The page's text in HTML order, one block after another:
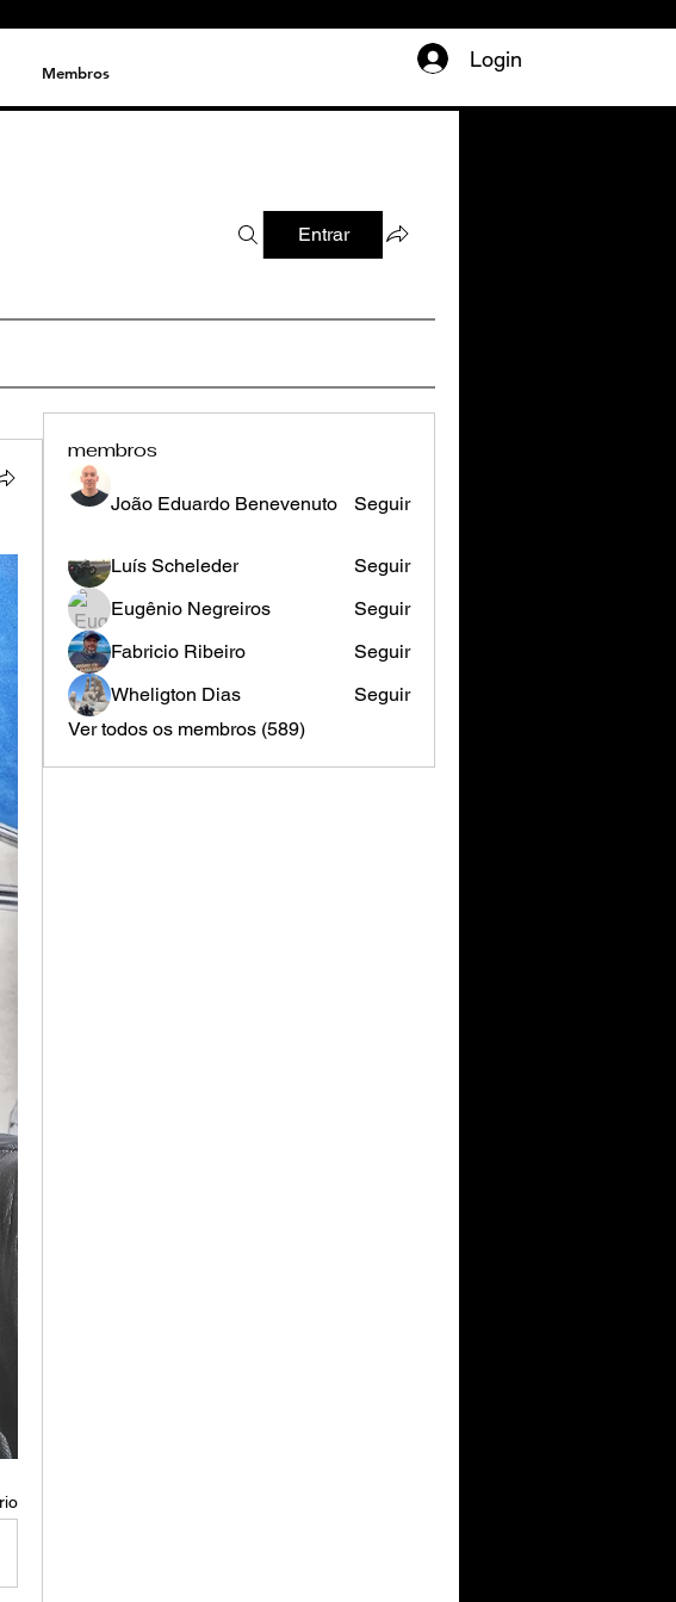
Membros
Login
Entrar
membros
João Eduardo Benevenuto Seguir
Luís Scheleder
Seguir
Eugênio Negreiros
Seguir
Fabricio Ribeiro
Seguir
Wheligton Dias
Seguir
Ver todos os membros (589)